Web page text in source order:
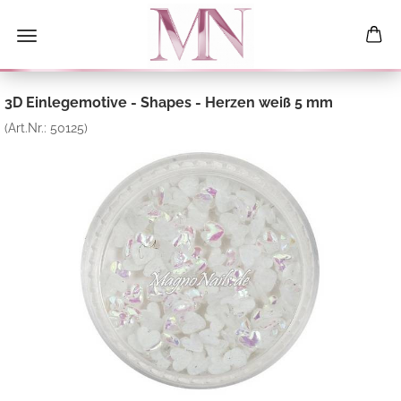
3D Einlegemotive - Shapes - Herzen weiß 5 mm
(Art.Nr.: 50125)